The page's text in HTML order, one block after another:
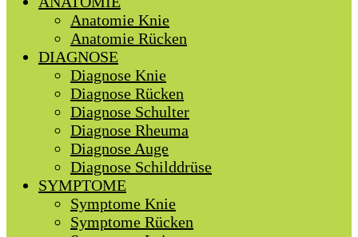
Anatomie Knie
Anatomie Rücken
DIAGNOSE
Diagnose Knie
Diagnose Rücken
Diagnose Schulter
Diagnose Rheuma
Diagnose Auge
Diagnose Schilddrüse
SYMPTOME
Symptome Knie
Symptome Rücken